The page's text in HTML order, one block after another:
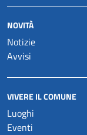
NOVITÀ
Notizie
Avvisi
VIVERE IL COMUNE
Luoghi
Eventi